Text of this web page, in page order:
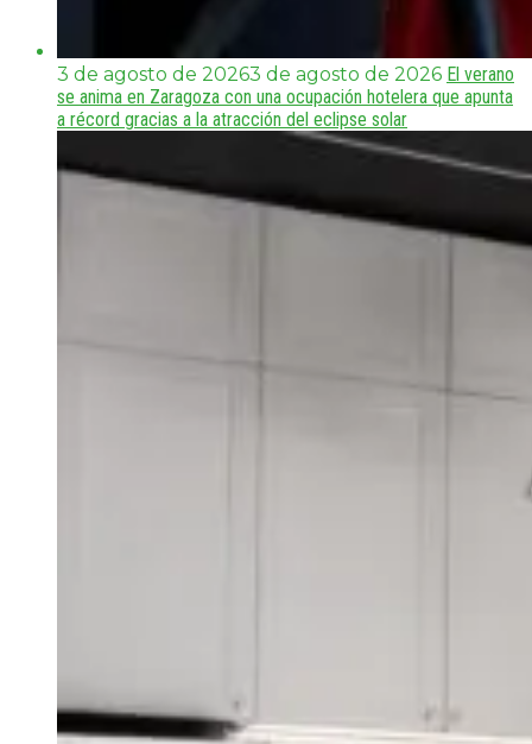
3 de agosto de 20263 de agosto de 2026 El verano
se anima en Zaragoza con una ocupación hotelera que apunta
a récord gracias a la atracción del eclipse solar